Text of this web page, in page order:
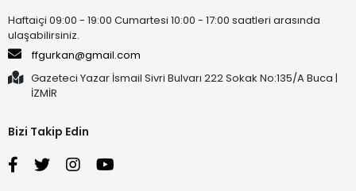
Haftaiçi 09:00 - 19:00 Cumartesi 10:00 - 17:00 saatleri arasında
ulaşabilirsiniz.
ffgurkan@gmail.com
Gazeteci Yazar İsmail Sivri Bulvarı 222 Sokak No:135/A Buca |
İZMİR
Bizi Takip Edin